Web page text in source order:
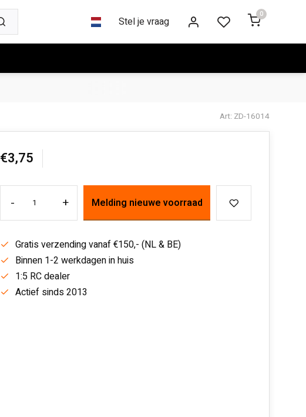
Stel je vraag
0
Art: ZD-16014
€3,75
- + Melding nieuwe voorraad
Gratis verzending vanaf €150,- (NL & BE)
Binnen 1-2 werkdagen in huis
1:5 RC dealer
Actief sinds 2013